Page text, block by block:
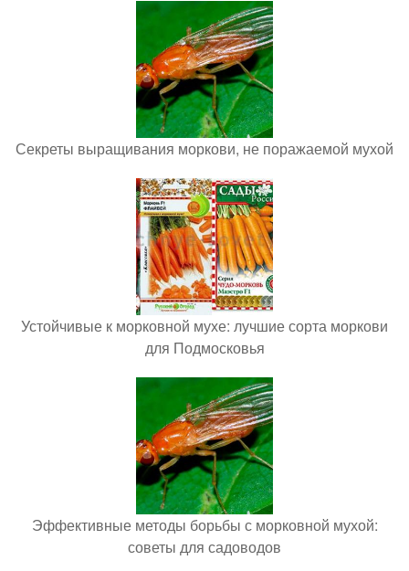
Секреты выращивания моркови, не поражаемой мухой
Устойчивые к морковной мухе: лучшие сорта моркови
для Подмосковья
Эффективные методы борьбы с морковной мухой:
советы для садоводов